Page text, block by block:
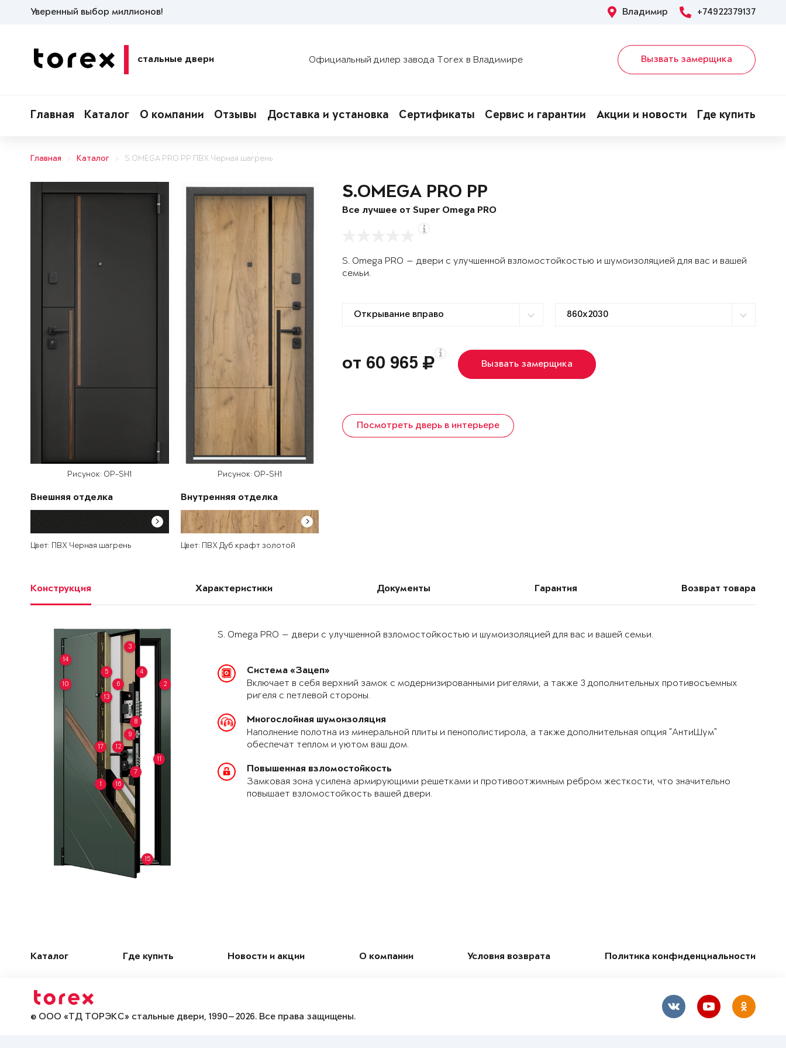
Уверенный выбор миллионов! Владимир +74922379137
стальные двери Официальный дилер завода Torex в Владимире Вызвать замерщика
Главная Каталог О компании Отзывы Доставка и установка Сертификаты Сервис и гарантии Акции и новости Где купить
Главная Каталог S.OMEGA PRO PP ПВХ Черная шагрень
Рисунок: OP-SH1
Внешняя отделка
Цвет: ПВХ Черная шагрень
Рисунок: OP-SH1
Внутренняя отделка
Цвет: ПВХ Дуб крафт золотой
S.OMEGA PRO PP
Все лучшее от Super Omega PRO
S. Omega PRO — двери с улучшенной взломостойкостью и шумоизоляцией для вас и вашей
семьи.
от 60 965 Вызвать замерщика
Посмотреть дверь в интерьере
Конструкция Характеристики Документы Гарантия Возврат товара
1
2
3
4
5
6
7
8
9
10
11
12
13
14
15
16
17
S. Omega PRO — двери с улучшенной взломостойкостью и шумоизоляцией для вас и вашей семьи.
Система «Зацеп»
Включает в себя верхний замок с модернизированными ригелями, а также 3 дополнительных противосъемных
ригеля с петлевой стороны.
Многослойная шумоизоляция
Наполнение полотна из минеральной плиты и пенополистирола, а также дополнительная опция "АнтиШум"
обеспечат теплом и уютом ваш дом.
Повышенная взломостойкость
Замковая зона усилена армирующими решетками и противоотжимным ребром жесткости, что значительно
повышает взломостойкость вашей двери.
Каталог Где купить Новости и акции О компании Условия возврата Политика конфиденциальности
© ООО «ТД ТОРЭКС» стальные двери, 1990—2026. Все права защищены.